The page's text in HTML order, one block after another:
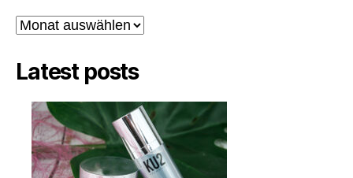
Archiv
Latest posts